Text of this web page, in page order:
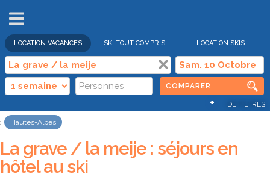
LOCATION VACANCES SKI TOUT COMPRIS LOCATION SKIS
COMPARER
+ DE FILTRES
Hautes-Alpes
La grave / la meije : séjours en
hôtel au ski